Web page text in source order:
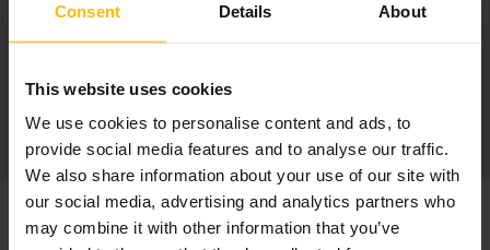
Consent Details About
This website uses cookies
We use cookies to personalise content and ads, to
provide social media features and to analyse our traffic.
We also share information about your use of our site with
our social media, advertising and analytics partners who
may combine it with other information that you’ve
Strengste normen op het gebied van ergonomie en
efficiëntie
*ATEX richtlijnen zijn voorschriften van de Europese Unie om
bedreigingen en gevarenzones op het gebied van